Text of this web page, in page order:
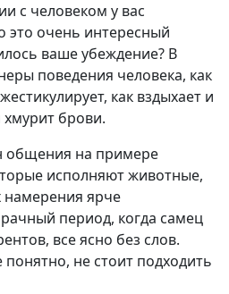
с человеком у вас
это очень интересный
ваше убеждение? В
поведения человека, как
как вздыхает и
брови.
общения на примере
исполняют животные,
намерения ярче
период, когда самец
все ясно без слов.
не стоит подходить